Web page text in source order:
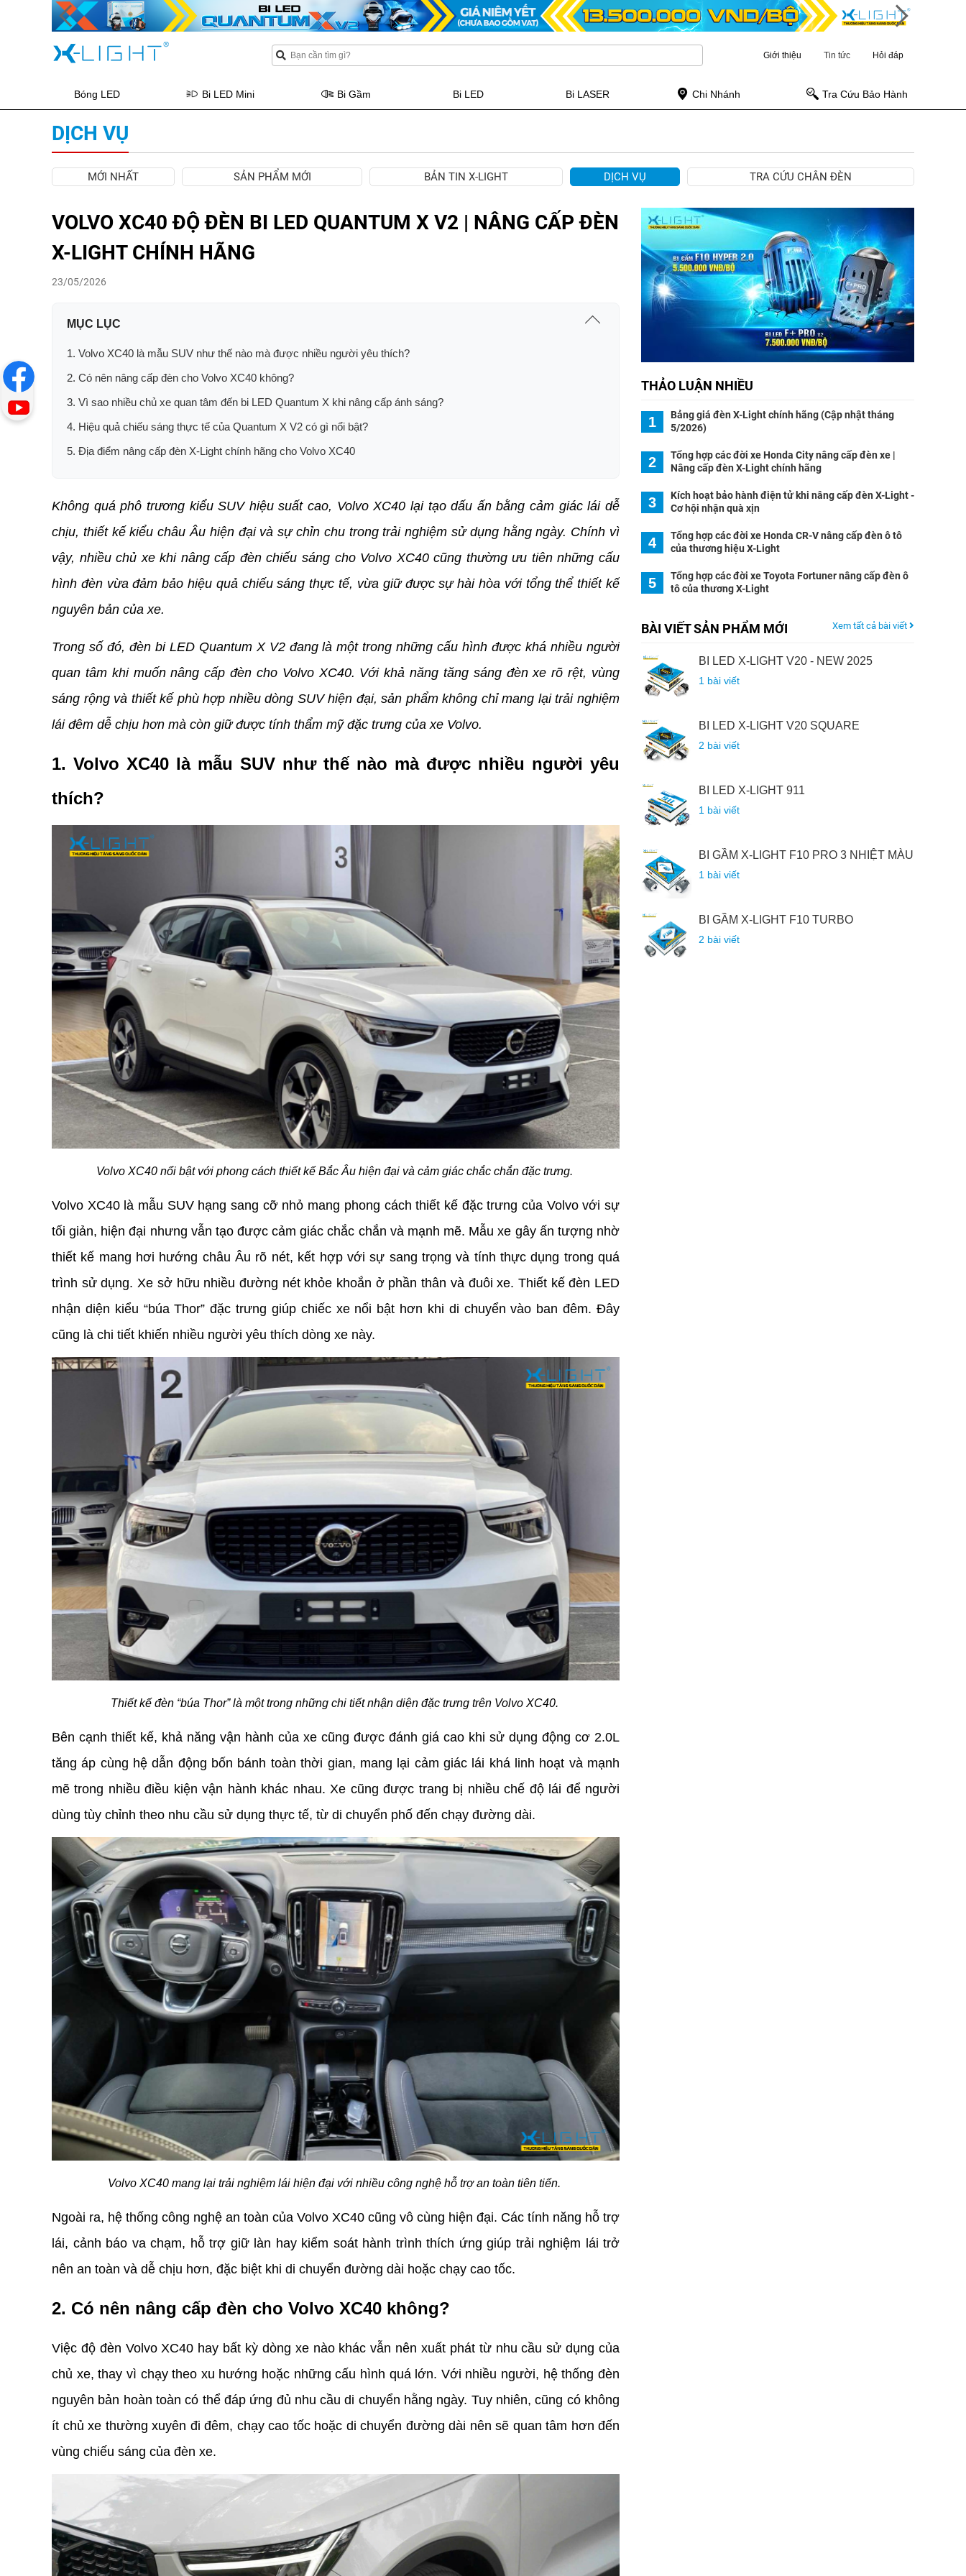
Giới thiệu Tin tức Hỏi đáp
Bóng LED Bi LED Mini Bi Gầm Bi LED Bi LASER Chi Nhánh Tra Cứu Bảo Hành
DỊCH VỤ
MỚI NHẤT SẢN PHẨM MỚI BẢN TIN X-LIGHT DỊCH VỤ TRA CỨU CHÂN ĐÈN
VOLVO XC40 ĐỘ ĐÈN BI LED QUANTUM X V2 | NÂNG CẤP ĐÈN
X-LIGHT CHÍNH HÃNG
23/05/2026
MỤC LỤC
1. Volvo XC40 là mẫu SUV như thế nào mà được nhiều người yêu thích?
2. Có nên nâng cấp đèn cho Volvo XC40 không?
3. Vì sao nhiều chủ xe quan tâm đến bi LED Quantum X khi nâng cấp ánh sáng?
4. Hiệu quả chiếu sáng thực tế của Quantum X V2 có gì nổi bật?
5. Địa điểm nâng cấp đèn X-Light chính hãng cho Volvo XC40
Không quá phô trương kiểu SUV hiệu suất cao, Volvo XC40 lại tạo dấu ấn bằng cảm giác lái dễ
chịu, thiết kế kiểu châu Âu hiện đại và sự chỉn chu trong trải nghiệm sử dụng hằng ngày. Chính vì
vậy, nhiều chủ xe khi nâng cấp đèn chiếu sáng cho Volvo XC40 cũng thường ưu tiên những cấu
hình đèn vừa đảm bảo hiệu quả chiếu sáng thực tế, vừa giữ được sự hài hòa với tổng thể thiết kế
nguyên bản của xe.
Trong số đó, đèn bi LED Quantum X V2 đang là một trong những cấu hình được khá nhiều người
quan tâm khi muốn nâng cấp đèn cho Volvo XC40. Với khả năng tăng sáng đèn xe rõ rệt, vùng
sáng rộng và thiết kế phù hợp nhiều dòng SUV hiện đại, sản phẩm không chỉ mang lại trải nghiệm
lái đêm dễ chịu hơn mà còn giữ được tính thẩm mỹ đặc trưng của xe Volvo.
1. Volvo XC40 là mẫu SUV như thế nào mà được nhiều người yêu
thích?
Volvo XC40 nổi bật với phong cách thiết kế Bắc Âu hiện đại và cảm giác chắc chắn đặc trưng.
Volvo XC40 là mẫu SUV hạng sang cỡ nhỏ mang phong cách thiết kế đặc trưng của Volvo với sự
tối giản, hiện đại nhưng vẫn tạo được cảm giác chắc chắn và mạnh mẽ. Mẫu xe gây ấn tượng nhờ
thiết kế mang hơi hướng châu Âu rõ nét, kết hợp với sự sang trọng và tính thực dụng trong quá
trình sử dụng. Xe sở hữu nhiều đường nét khỏe khoắn ở phần thân và đuôi xe. Thiết kế đèn LED
nhận diện kiểu “búa Thor” đặc trưng giúp chiếc xe nổi bật hơn khi di chuyển vào ban đêm. Đây
cũng là chi tiết khiến nhiều người yêu thích dòng xe này.
Thiết kế đèn “búa Thor” là một trong những chi tiết nhận diện đặc trưng trên Volvo XC40.
Bên cạnh thiết kế, khả năng vận hành của xe cũng được đánh giá cao khi sử dụng động cơ 2.0L
tăng áp cùng hệ dẫn động bốn bánh toàn thời gian, mang lại cảm giác lái khá linh hoạt và mạnh
mẽ trong nhiều điều kiện vận hành khác nhau. Xe cũng được trang bị nhiều chế độ lái để người
dùng tùy chỉnh theo nhu cầu sử dụng thực tế, từ di chuyển phố đến chạy đường dài.
Volvo XC40 mang lại trải nghiệm lái hiện đại với nhiều công nghệ hỗ trợ an toàn tiên tiến.
Ngoài ra, hệ thống công nghệ an toàn của Volvo XC40 cũng vô cùng hiện đại. Các tính năng hỗ trợ
lái, cảnh báo va chạm, hỗ trợ giữ làn hay kiểm soát hành trình thích ứng giúp trải nghiệm lái trở
nên an toàn và dễ chịu hơn, đặc biệt khi di chuyển đường dài hoặc chạy cao tốc.
2. Có nên nâng cấp đèn cho Volvo XC40 không?
Việc độ đèn Volvo XC40 hay bất kỳ dòng xe nào khác vẫn nên xuất phát từ nhu cầu sử dụng của
chủ xe, thay vì chạy theo xu hướng hoặc những cấu hình quá lớn. Với nhiều người, hệ thống đèn
nguyên bản hoàn toàn có thể đáp ứng đủ nhu cầu di chuyển hằng ngày. Tuy nhiên, cũng có không
ít chủ xe thường xuyên đi đêm, chạy cao tốc hoặc di chuyển đường dài nên sẽ quan tâm hơn đến
vùng chiếu sáng của đèn xe.
THẢO LUẬN NHIỀU
1
Bảng giá đèn X-Light chính hãng (Cập nhật tháng
5/2026)
2
Tổng hợp các đời xe Honda City nâng cấp đèn xe |
Nâng cấp đèn X-Light chính hãng
3
Kích hoạt bảo hành điện tử khi nâng cấp đèn X-Light -
Cơ hội nhận quà xịn
4
Tổng hợp các đời xe Honda CR-V nâng cấp đèn ô tô
của thương hiệu X-Light
5
Tổng hợp các đời xe Toyota Fortuner nâng cấp đèn ô
tô của thương X-Light
BÀI VIẾT SẢN PHẨM MỚI Xem tất cả bài viết
BI LED X-LIGHT V20 - NEW 2025
1 bài viết
BI LED X-LIGHT V20 SQUARE
2 bài viết
BI LED X-LIGHT 911
1 bài viết
BI GẦM X-LIGHT F10 PRO 3 NHIỆT MÀU
1 bài viết
BI GẦM X-LIGHT F10 TURBO
2 bài viết